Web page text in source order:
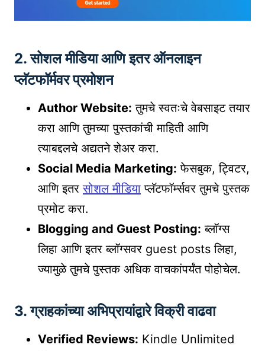
2.सोशल मीडिया आणि इतर ऑनलाइन
प्लॅटफॉर्मवर प्रमोशन
Author Website: तुमचे स्वतःचे वेबसाइट तयार
करा आणि तुमच्या पुस्तकांची माहिती आणि
त्याबद्दलचे अद्यतने शेअर करा.
Social Media Marketing: फेसबुक, ट्विटर,
आणि इतरसोशल मीडिया प्लॅटफॉर्म्सवर तुमचे पुस्तक
प्रमोट करा.
Blogging and Guest Posting: ब्लॉग्स
लिहा आणि इतर ब्लॉग्सवर guest posts लिहा,
ज्यामुळे तुमचे पुस्तक अधिक वाचकांपर्यंत पोहोचेल.
3.ग्राहकांच्या अभिप्रायांद्वारे विक्री वाढवा
Verified Reviews: Kindle Unlimited